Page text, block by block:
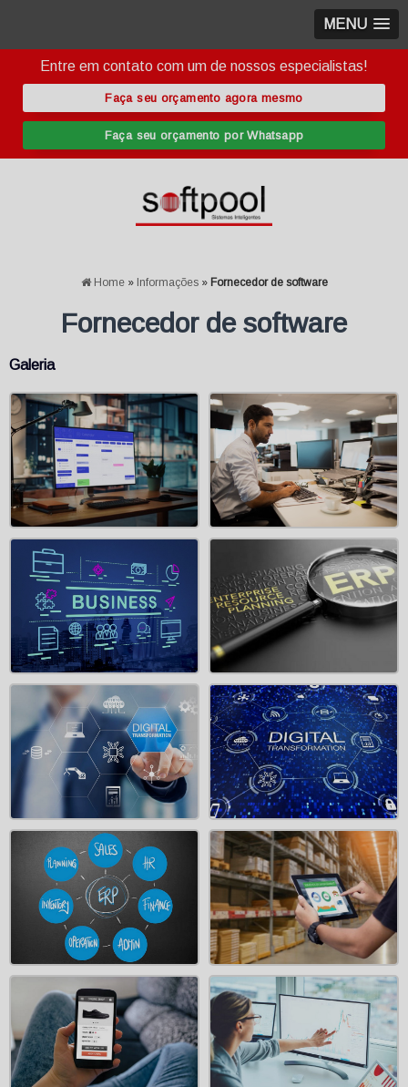
MENU
Entre em contato com um de nossos especialistas!
Faça seu orçamento agora mesmo
Faça seu orçamento por Whatsapp
Home » Informações » Fornecedor de software
Fornecedor de software
Galeria